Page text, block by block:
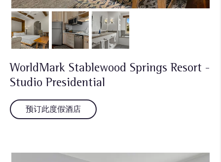
WorldMark Stablewood Springs Resort -
Studio Presidential
预订此度假酒店